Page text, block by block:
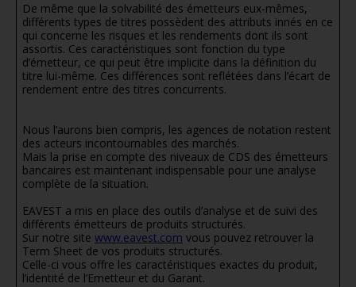
De même que la solvabilité des émetteurs eux-mêmes,
différents types de titres possèdent des attributs innés en ce
qui concerne les risques et les rendements dont ils sont
assortis. Ces caractéristiques sont fonction du type
d’émetteur, ce qui peut être implicite dans la définition du
titre lui-même. Ces différences sont reflétées dans l’écart de
rendement entre des titres concurrents.
Nous l’aurons bien compris, les agences de notation restent
des acteurs incontournables des marchés.
Mais la prise en compte des niveaux de CDS des émetteurs
bancaires est maintenant indispensable pour une analyse
complète de la situation.
EAVEST a mis en place des outils d’analyse et de suivi des
différents émetteurs de produits structurés.
Sur notre site www.eavest.com vous pouvez retrouver la
Term Sheet de vos produits structurés.
Celle-ci vous offre les caractéristiques exactes du produit,
l’identité de l’Emetteur et du Garant.